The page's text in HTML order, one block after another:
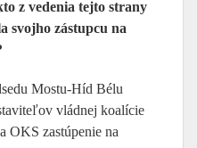
z vedenia tejto strany
svojho zástupcu na
Mostu-Híd Bélu
vládnej koalície
OKS zastúpenie na